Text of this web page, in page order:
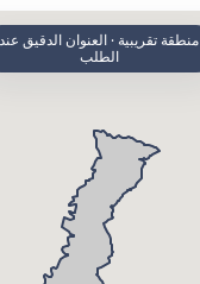
منطقة تقريبية · العنوان الدقيق عند
الطلب